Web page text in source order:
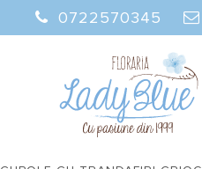
0722570345